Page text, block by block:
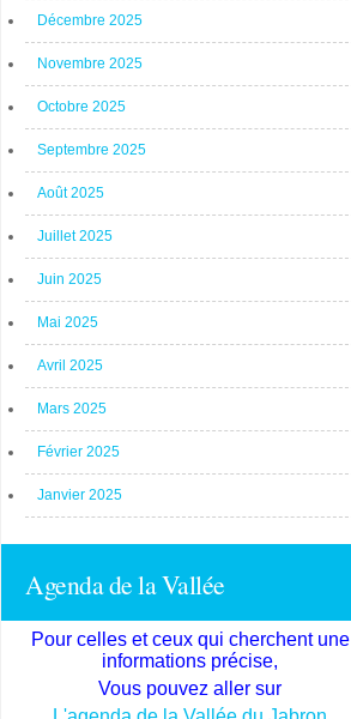
Décembre 2025
Novembre 2025
Octobre 2025
Septembre 2025
Août 2025
Juillet 2025
Juin 2025
Mai 2025
Avril 2025
Mars 2025
Février 2025
Janvier 2025
Agenda de la Vallée
Pour celles et ceux qui cherchent une
informations précise,
Vous pouvez aller sur